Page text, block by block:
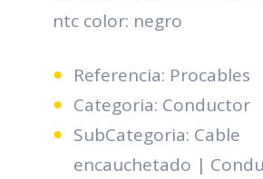
ntc color: negro
Referencia: Procables
Categoria: Conductor
SubCategoria: Cable
encauchetado |